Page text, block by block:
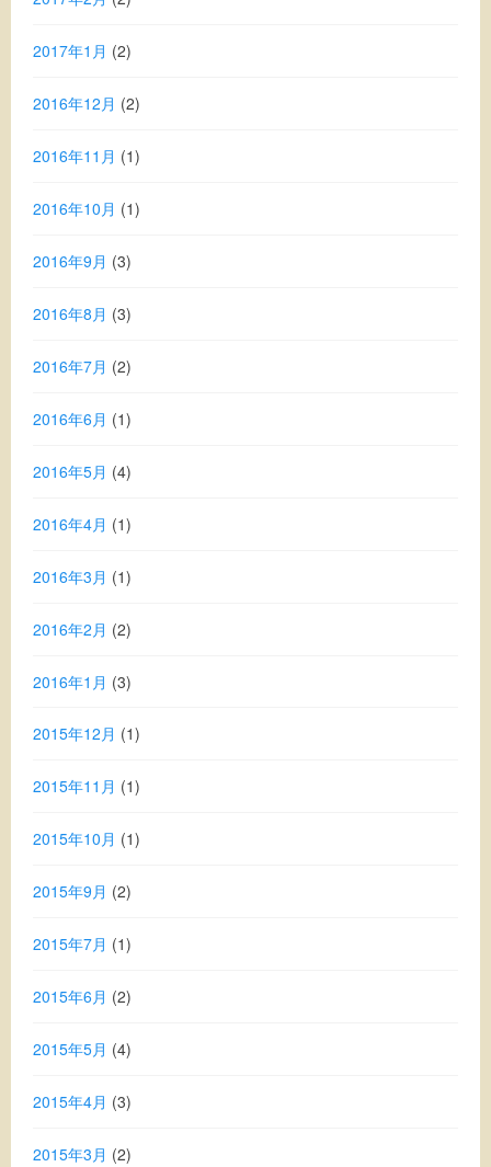
2017年1月 (2)
2016年12月 (2)
2016年11月 (1)
2016年10月 (1)
2016年9月 (3)
2016年8月 (3)
2016年7月 (2)
2016年6月 (1)
2016年5月 (4)
2016年4月 (1)
2016年3月 (1)
2016年2月 (2)
2016年1月 (3)
2015年12月 (1)
2015年11月 (1)
2015年10月 (1)
2015年9月 (2)
2015年7月 (1)
2015年6月 (2)
2015年5月 (4)
2015年4月 (3)
2015年3月 (2)